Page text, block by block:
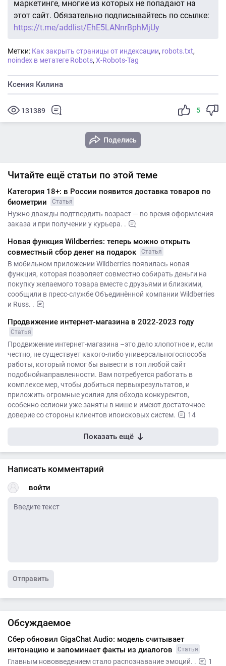
маркетинге, многие из которых не попадают на
этот сайт. Обязательно подписывайтесь по ссылке:
https://t.me/addlist/EhE5LANnrBphMjUy
Метки: Как закрыть страницы от индексации, robots.txt,
noindex в метатеге Robots, X-Robots-Tag
Ксения Килина
131389 5
Поделись
Читайте ещё статьи по этой теме
Категория 18+: в России появится доставка товаров по
биометрии
Статья
Нужно дважды подтвердить возраст — во время оформления
заказа и при получении у курьера. .
Новая функция Wildberries: теперь можно открыть
совместный сбор денег на подарок
Статья
В мобильном приложении Wildberries появилась новая
функция, которая позволяет совместно собирать деньги на
покупку желаемого товара вместе с друзьями и близкими,
сообщили в пресс-службе Объединённой компании Wildberries
и Russ. .
Продвижение интернет-магазина в 2022-2023 году
Статья
Продвижение интернет-магазина –это дело хлопотное и, если
честно, не существует какого-либо универсальногоспособа
работы, который помог бы вывести в топ любой сайт
подобнойнаправленности. Вам потребуется работать в
комплексе мер, чтобы добиться первыхрезультатов, и
приложить огромные усилия для обхода конкурентов,
особенно еслиони уже заняты в нише и имеют достаточное
доверие со стороны клиентов ипоисковых систем.
14
Показать ещё
Написать комментарий
войти
Отправить
Обсуждаемое
Сбер обновил GigaChat Audio: модель считывает
интонацию и запоминает факты из диалогов
Статья
Главным нововведением стало распознавание эмоций. . 1